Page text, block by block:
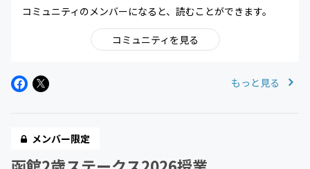
コミュニティのメンバーになると、読むことができます。
コミュニティを見る
もっと見る
メンバー限定